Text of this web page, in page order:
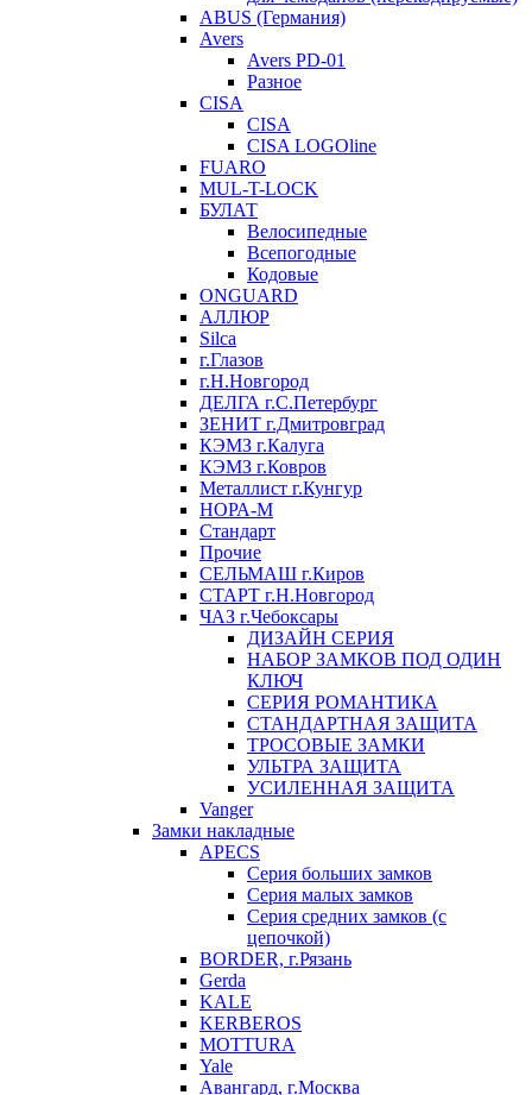
ABUS (Германия)
Avers
Avers PD-01
Разное
CISA
CISA
CISA LOGOline
FUARO
MUL-T-LOCK
БУЛАТ
Велосипедные
Всепогодные
Кодовые
ONGUARD
АЛЛЮР
Silca
г.Глазов
г.Н.Новгород
ДЕЛГА г.С.Петербург
ЗЕНИТ г.Дмитровград
КЭМЗ г.Калуга
КЭМЗ г.Ковров
Металлист г.Кунгур
НОРА-М
Стандарт
Прочие
СЕЛЬМАШ г.Киров
СТАРТ г.Н.Новгород
ЧАЗ г.Чебоксары
ДИЗАЙН СЕРИЯ
НАБОР ЗАМКОВ ПОД ОДИН
КЛЮЧ
СЕРИЯ РОМАНТИКА
СТАНДАРТНАЯ ЗАЩИТА
ТРОСОВЫЕ ЗАМКИ
УЛЬТРА ЗАЩИТА
УСИЛЕННАЯ ЗАЩИТА
Vanger
Замки накладные
APECS
Серия больших замков
Серия малых замков
Серия средних замков (с
цепочкой)
BORDER, г.Рязань
Gerda
KALE
KERBEROS
MOTTURA
Yale
Авангард, г.Москва